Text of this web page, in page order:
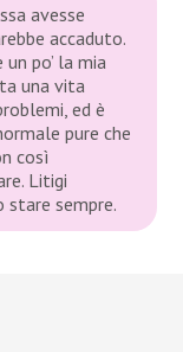
avesse
accaduto.
po’ la mia
una vita
ed è
pure che
così
Litigi
stare sempre.